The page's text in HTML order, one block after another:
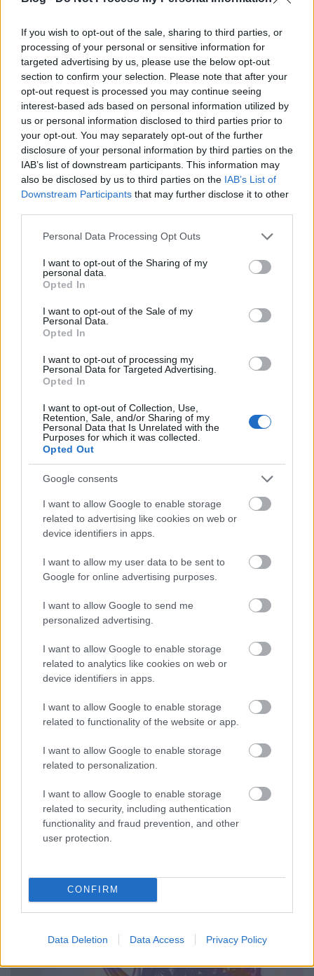
If you wish to opt-out of the sale, sharing to third parties, or
processing of your personal or sensitive information for
targeted advertising by us, please use the below opt-out
section to confirm your selection. Please note that after your
opt-out request is processed you may continue seeing
interest-based ads based on personal information utilized by
us or personal information disclosed to third parties prior to
your opt-out. You may separately opt-out of the further
disclosure of your personal information by third parties on the
IAB’s list of downstream participants. This information may
also be disclosed by us to third parties on the IAB’s List of
Downstream Participants that may further disclose it to other
Please note that this website/app uses one or more Google
not limited to your visit or usage behaviour. You may click to
grant or deny consent to Google and its third-party tags to
use your data for below specified purposes in below Google
consent section.
Personal Data Processing Opt Outs
I want to opt-out of the Sharing of my
personal data.
Opted In
I want to opt-out of the Sale of my
Personal Data.
Opted In
I want to opt-out of processing my
Personal Data for Targeted Advertising.
Opted In
I want to opt-out of Collection, Use,
Retention, Sale, and/or Sharing of my
Personal Data that Is Unrelated with the
Purposes for which it was collected.
Opted Out
Google consents
I want to allow Google to enable storage
related to advertising like cookies on web or
device identifiers in apps.
I want to allow my user data to be sent to
Google for online advertising purposes.
I want to allow Google to send me
personalized advertising.
I want to allow Google to enable storage
related to analytics like cookies on web or
device identifiers in apps.
I want to allow Google to enable storage
related to functionality of the website or app.
I want to allow Google to enable storage
related to personalization.
I want to allow Google to enable storage
related to security, including authentication
functionality and fraud prevention, and other
user protection.
CONFIRM
Data Deletion Data Access Privacy Policy
brutális gyerekorvosok, sírószoba. Titkos átjáró,
pirkadati fohász, megölni egy istent. A Recorder új…
Bulizás? Depresszió! Hundred Sins:
Opera (lemezkritika)
RRRecorder•2022. május 06.
Néhány éve még csak pár százan ismerték Hundred
Sins nevét, ma pedig ő számít a legmenőbb fiatal
producernek. Debütáló albumának apropóján
készítettünk vele interjút és podcastunkban is
szerepelt, most pedig megmondjuk, szerintünk
hogyan sikerült az Opera. Ez a kritika először a
Recorder magazin 93.…
„Ki vagyunk ábrándulva, ez
meghatározó generációs élmény” -
Filo-interjú
Miért kezd valaki klasszikus zenei képzettséggel
trapet játszani? Mi keseríti el a magyar politikában
és miért nincs erről szó a magyar trapben? Hogyan
filmfesztiválon ma debütáló film főszereplője? Fuchs
Benjámin, azaz Filo az egyik legígéretesebb
magyar…